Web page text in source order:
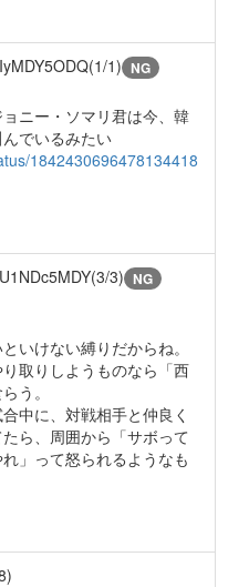
1) NG
ニー・ソマリ君は今、韓
でいるみたい
1842430696478134418
3) NG
いけない縛りだからね。
取りしようものなら「西
う。
中に、対戦相手と仲良く
ら、周囲から「サボって
」って怒られるようなも